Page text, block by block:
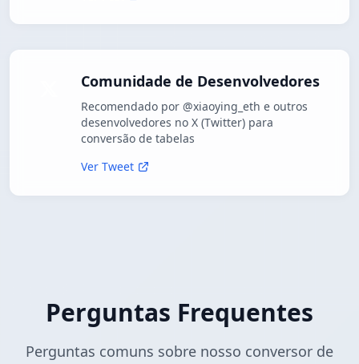
Comunidade de Desenvolvedores
Recomendado por @xiaoying_eth e outros
desenvolvedores no X (Twitter) para
conversão de tabelas
Ver Tweet
Perguntas Frequentes
Perguntas comuns sobre nosso conversor de